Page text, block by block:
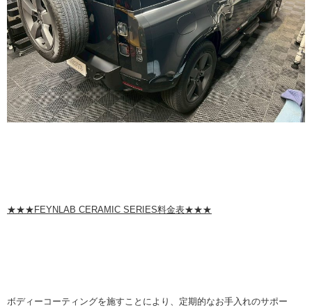
★★★FEYNLAB CERAMIC SERIES料金表★★★
ボディーコーティングを施すことにより、定期的なお手入れのサポー